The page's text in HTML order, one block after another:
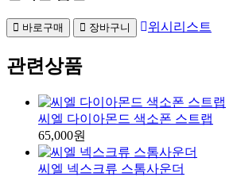
바로구매 장바구니 위시리스트
관련상품
씨엘 다이아몬드 색소폰 스트랩
65,000원
씨엘 넥스크류 스톰사운더